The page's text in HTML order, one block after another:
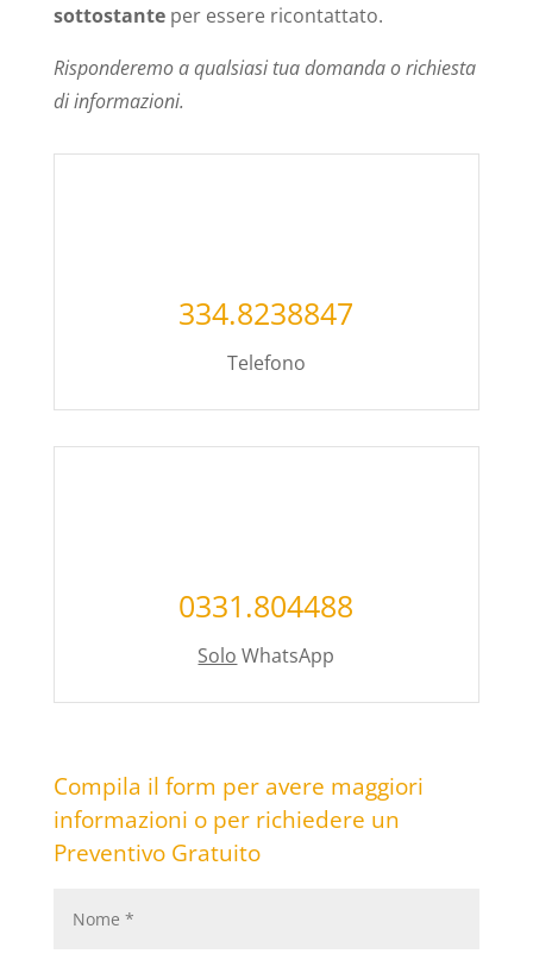
sottostanteper essere ricontattato.
Risponderemo a qualsiasi tua domanda o richiesta
di informazioni.
334.8238847
Telefono
0331.804488
Solo WhatsApp
Compila il form per avere maggiori
informazioni o per richiedere un
Preventivo Gratuito